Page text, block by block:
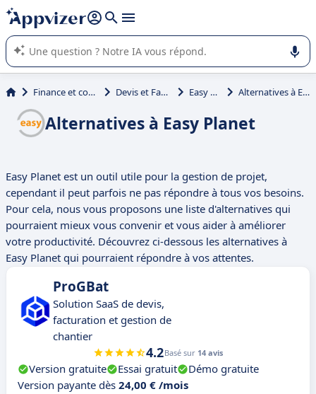
répondre (plusieurs lignes avec
L'IA de Appvizer vous guide dans l'utilisation ou la sélection de
logiciel SaaS en entreprise.
Finance et comptabilité Devis et Facturation Easy Planet Alternatives à Easy Planet
Alternatives à Easy Planet
Easy Planet est un outil utile pour la gestion de projet,
cependant il peut parfois ne pas répondre à tous vos besoins.
Pour cela, nous vous proposons une liste d'alternatives qui
pourraient mieux vous convenir et vous aider à améliorer
votre productivité. Découvrez ci-dessous les alternatives à
Easy Planet qui pourraient répondre à vos attentes.
ProGBat
Solution SaaS de devis,
facturation et gestion de
chantier
4.2Basé sur 14 avis
Version gratuite Essai gratuit
Démo gratuite
Version payante dès 24,00 € /mois